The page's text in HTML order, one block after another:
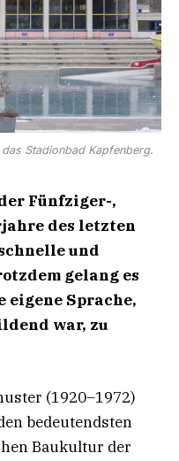
Stadionbad Kapfenberg.
Fünfziger-,
des letzten
und
gelang es
Sprache,
war, zu
(1920–1972)
bedeutendsten
Baukultur der